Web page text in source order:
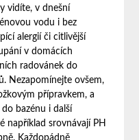
vidíte, v dnešní
vodu i bez
alergií či citlivější
v domácích
radovánek do
Nezapomínejte ovšem,
přípravkem, a
bazénu i další
například srovnávají PH